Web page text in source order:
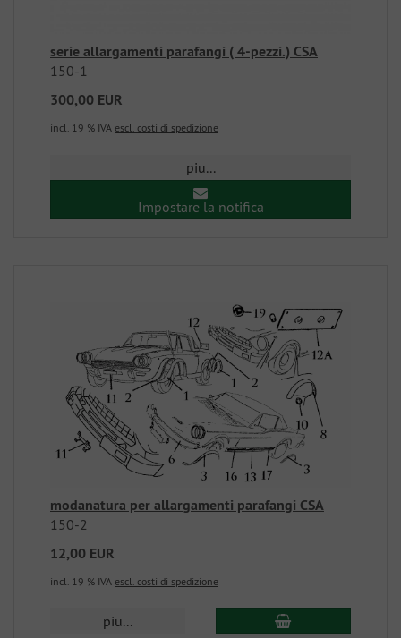
serie allargamenti parafangi ( 4-pezzi.) CSA
150-1
300,00 EUR
incl. 19 % IVA escl. costi di spedizione
piu...
Impostare la notifica
modanatura per allargamenti parafangi CSA
150-2
12,00 EUR
incl. 19 % IVA escl. costi di spedizione
piu...